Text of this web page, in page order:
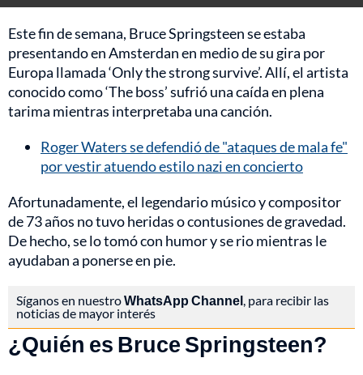
Este fin de semana, Bruce Springsteen se estaba
presentando en Amsterdan en medio de su gira por
Europa llamada ‘Only the strong survive’. Allí, el artista
conocido como ‘The boss’ sufrió una caída en plena
tarima mientras interpretaba una canción.
Roger Waters se defendió de "ataques de mala fe"
por vestir atuendo estilo nazi en concierto
Afortunadamente, el legendario músico y compositor
de 73 años no tuvo heridas o contusiones de gravedad.
De hecho, se lo tomó con humor y se rio mientras le
ayudaban a ponerse en pie.
Síganos en nuestroWhatsApp Channel, para recibir las
noticias de mayor interés
¿Quién es Bruce Springsteen?